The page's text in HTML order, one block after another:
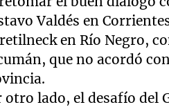
Valdés en
en Río Negro,
que no acordó
otro lado, el desafío del